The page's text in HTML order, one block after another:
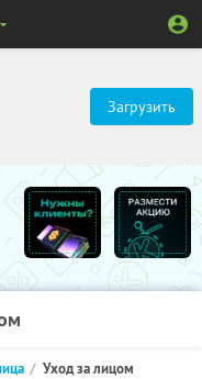
Загрузить
Уход за лицом